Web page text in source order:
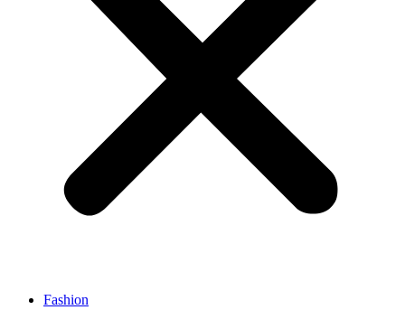
Fashion